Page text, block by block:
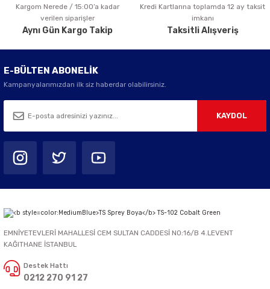
Gönder
Kargom Nerede / 15:00’a kadar
verilen siparişler
Aynı Gün Kargo Takip
Kredi Kartlarına toplamda 12 ay taksit
imkanı
Taksitli Alışveriş
E-BÜLTEN ABONELİK
Kampanyalarımızdan ilk siz haberdar olabilirsiniz.
KAYDOL
EMNİYETEVLERİ MAHALLESİ CEM SULTAN CADDESİ NO:16/B 4.LEVENT
KAĞITHANE İSTANBUL
Destek Hattı
0212 270 91 27